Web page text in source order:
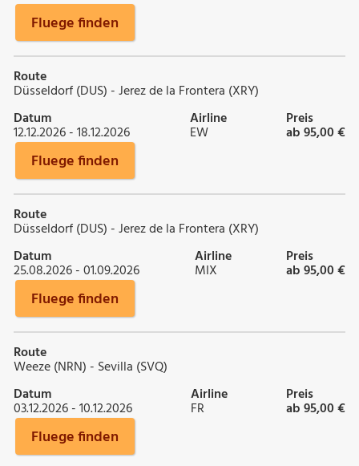
Fluege finden
Route
Düsseldorf (DUS) - Jerez de la Frontera (XRY)
Datum
12.12.2026 - 18.12.2026
Airline
EW
Preis
ab 95,00 €
Fluege finden
Route
Düsseldorf (DUS) - Jerez de la Frontera (XRY)
Datum
25.08.2026 - 01.09.2026
Airline
MIX
Preis
ab 95,00 €
Fluege finden
Route
Weeze (NRN) - Sevilla (SVQ)
Datum
03.12.2026 - 10.12.2026
Airline
FR
Preis
ab 95,00 €
Fluege finden